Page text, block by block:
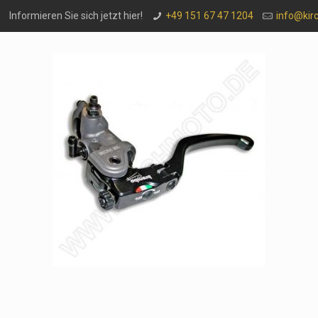
Informieren Sie sich jetzt hier! +49 151 67 47 1204